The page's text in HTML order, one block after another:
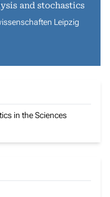
and stochastics
Leipzig
in the Sciences